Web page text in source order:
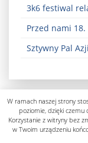
3k6 festiwal
Przed nami 18.
Sztywny Pal
W ramach naszej strony
poziomie, dzięki
Korzystanie z witryny bez
w Twoim urządzeniu